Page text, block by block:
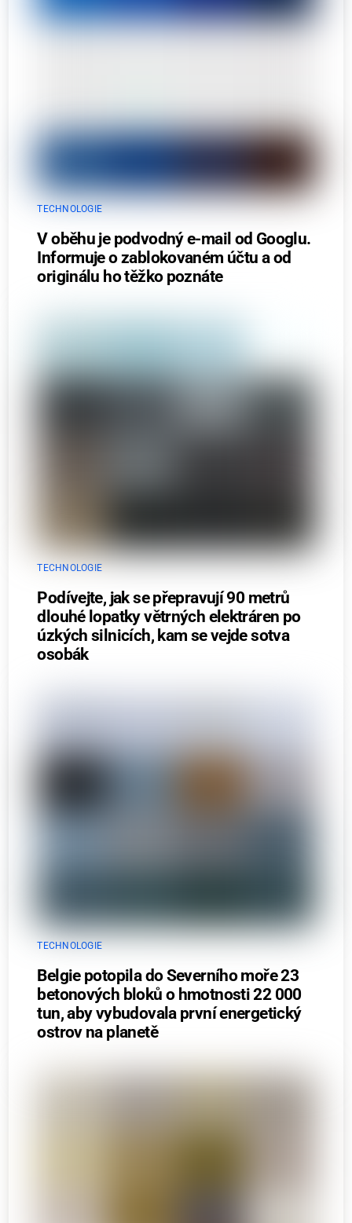
TECHNOLOGIE
V oběhu je podvodný e-mail od Googlu.
Informuje o zablokovaném účtu a od
originálu ho těžko poznáte
TECHNOLOGIE
Podívejte, jak se přepravují 90 metrů
dlouhé lopatky větrných elektráren po
úzkých silnicích, kam se vejde sotva
osobák
TECHNOLOGIE
Belgie potopila do Severního moře 23
betonových bloků o hmotnosti 22 000
tun, aby vybudovala první energetický
ostrov na planetě